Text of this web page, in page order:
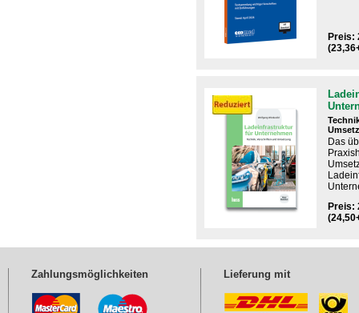
Preis:
Das
Preis:
Zahlungsmöglichkeiten Lieferung mit